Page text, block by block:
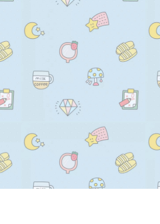
//     );
//     ctx.fill();
//   }
// }
watch: {
identifyCode() {
drawText = (ctx,
ctx.fillStyle =
);
ctx.font =